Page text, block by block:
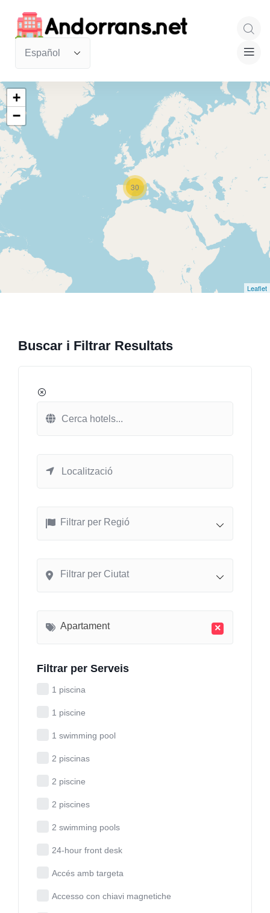
30
+
−
Leaflet
Buscar i Filtrar Resultats
Filtrar per Regió
Filtrar per Ciutat
×
Apartament
Filtrar per Serveis
1 piscina
1 piscine
1 swimming pool
2 piscinas
2 piscine
2 piscines
2 swimming pools
24-hour front desk
Accés amb targeta
Accesso con chiavi magnetiche